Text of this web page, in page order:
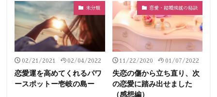
未分類
02/21/2021 02/04/2022
恋愛運を高めてくれるパワ
ースポットー壱岐の島ー
恋愛・結婚成就の秘訣
11/22/2020 01/07/2022
失恋の傷から立ち直り、次
の恋愛に踏み出せました
（感想編）